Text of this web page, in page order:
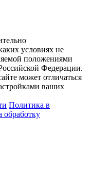
условиях не
положениями
Федерации.
может отличаться
ваших
Политика в
обработку